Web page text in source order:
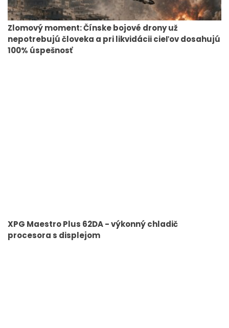
Zlomový moment: Čínske bojové drony už
nepotrebujú človeka a pri likvidácii cieľov dosahujú
100% úspešnosť
XPG Maestro Plus 62DA - výkonný chladič
procesora s displejom